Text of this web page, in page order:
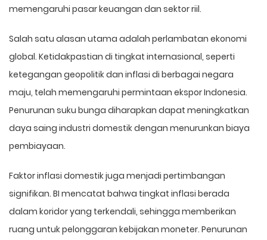
memengaruhi pasar keuangan dan sektor riil.
Salah satu alasan utama adalah perlambatan ekonomi
global. Ketidakpastian di tingkat internasional, seperti
ketegangan geopolitik dan inflasi di berbagai negara
maju, telah memengaruhi permintaan ekspor Indonesia.
Penurunan suku bunga diharapkan dapat meningkatkan
daya saing industri domestik dengan menurunkan biaya
pembiayaan.
Faktor inflasi domestik juga menjadi pertimbangan
signifikan. BI mencatat bahwa tingkat inflasi berada
dalam koridor yang terkendali, sehingga memberikan
ruang untuk pelonggaran kebijakan moneter. Penurunan